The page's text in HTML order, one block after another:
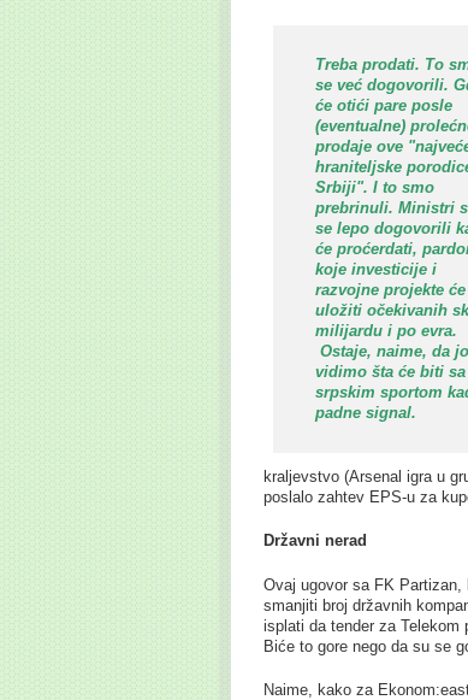
Treba prodati. To
se već dogovorili.
će otići pare posle
(eventualne)
prodaje ove
hraniteljske
Srbiji". I to smo
prebrinuli. Ministri
se lepo dogovorili
će proćerdati,
koje investicije i
razvojne projekte će
uložiti očekivanih
milijardu i po evra.
Ostaje, naime, da
vidimo šta će biti sa
srpskim sportom
padne signal.
kraljevstvo (Arsenal igra u
poslalo zahtev EPS-u za
Državni nerad
Ovaj ugovor sa FK
smanjiti broj državnih
isplati da tender za Telekom
Biće to gore nego da su se
Naime, kako za